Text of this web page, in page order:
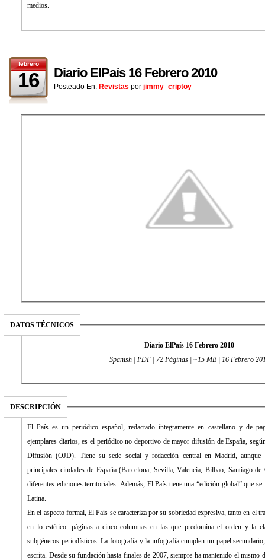
medios.
febrero
16 Diario ElPaís 16 Febrero 2010
Posteado En: Revistas por jimmy_criptoy
DATOS TÉCNICOS
Diario ElPaís 16 Febrero 2010
Spanish | PDF | 72 Páginas | ~15 MB | 16 Febrero
DESCRIPCIÓN
El País es un periódico español, redactado íntegramente en castellano y de
ejemplares diarios, es el periódico no deportivo de mayor difusión de España,
Difusión (OJD). Tiene su sede social y redacción central en Madrid, aunque
principales ciudades de España (Barcelona, Sevilla, Valencia, Bilbao, Santiago de
diferentes ediciones territoriales. Además, El País tiene una “edición global” que
Latina.
En el aspecto formal, El País se caracteriza por su sobriedad expresiva, tanto en el
en lo estético: páginas a cinco columnas en las que predomina el orden y la
subgéneros periodísticos. La fotografía y la infografía cumplen un papel
escrita. Desde su fundación hasta finales de 2007, siempre ha mantenido el mismo